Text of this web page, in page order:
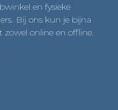
en fysieke
Bij ons kun je bijna
zowel online en offline.